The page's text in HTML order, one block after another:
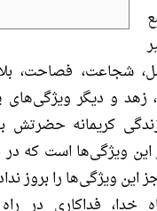
شجاعت، فصاحت،
و دیگر ویژگی‌های
زندگی کریمانه حضرتش
این ویژگی‌ها است که
این ویژگی‌ها را بروز